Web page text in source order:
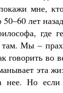
мне,
лет
где
Мы –
говорить во
эта
нее. Но